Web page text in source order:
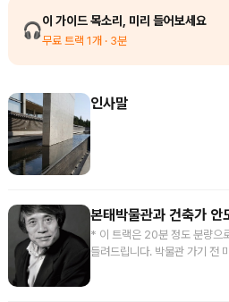
🎧이 가이드 목소리, 미리 들어보세요
무료 트랙 1개 · 3분
인사말
본태박물관과 건축가 안
* 이 트랙은 20분 정도 분량으
들려드립니다. 박물관 가기 전